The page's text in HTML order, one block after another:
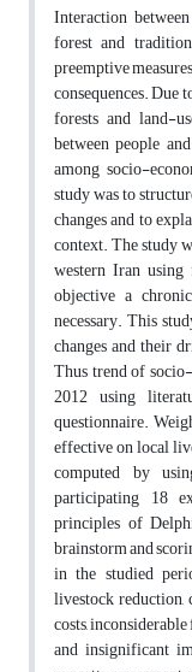
Interaction
forest and
preemptive
consequences. Due
forests and land-
between people
among socio-
study was to
changes and to
context. The study
western Iran
objective a
necessary. This
changes and their
Thus trend of
2012 using
questionnaire.
effective on local
computed by
participating 18
principles of
brainstorm and
in the studied
livestock reduction,
costs,
and insignificant